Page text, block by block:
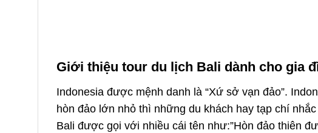
Giới thiệu tour du lịch Bali dành cho gia
Indonesia được mệnh danh là “Xứ sở vạn đảo”.
hòn đảo lớn nhỏ thì những du khách hay tạp chí
Bali được gọi với nhiều cái tên như:”Hòn đảo thiên